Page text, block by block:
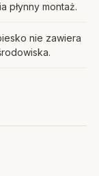
płynny montaż.
nie zawiera